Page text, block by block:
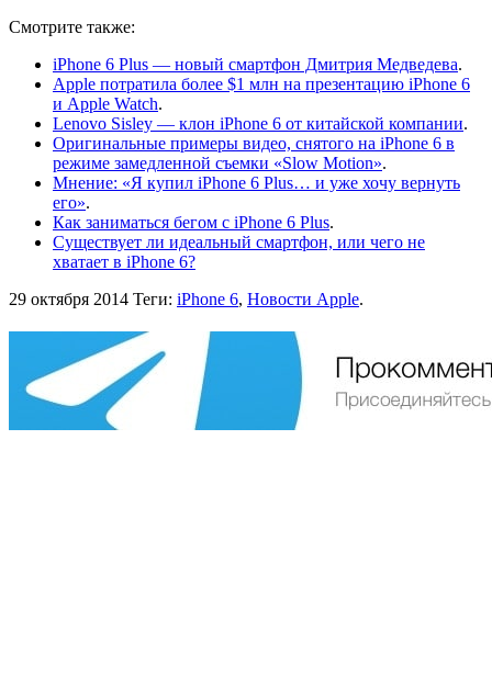
Смотрите также:
iPhone 6 Plus — новый смартфон Дмитрия Медведева.
Apple потратила более $1 млн на презентацию iPhone 6
и Apple Watch.
Lenovo Sisley — клон iPhone 6 от китайской компании.
Оригинальные примеры видео, снятого на iPhone 6 в
режиме замедленной съемки «Slow Motion».
Мнение: «Я купил iPhone 6 Plus… и уже хочу вернуть
его».
Как заниматься бегом с iPhone 6 Plus.
Существует ли идеальный смартфон, или чего не
хватает в iPhone 6?
29 октября 2014 Теги: iPhone 6, Новости Apple.